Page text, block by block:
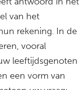
van het
rekening. In de
vooral
leeftijdsgenoten
een vorm van